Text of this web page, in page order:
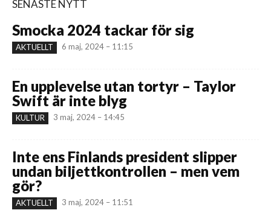
SENASTE NYTT
Smocka 2024 tackar för sig
AKTUELLT 6 maj, 2024 – 11:15
En upplevelse utan tortyr – Taylor
Swift är inte blyg
KULTUR 3 maj, 2024 – 14:45
Inte ens Finlands president slipper
undan biljettkontrollen – men vem
gör?
AKTUELLT 3 maj, 2024 – 11:51